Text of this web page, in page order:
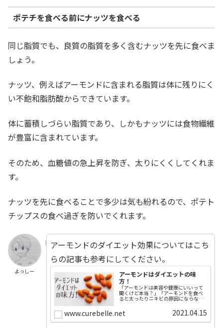
ポテチを食べる前にナッツを食べる
同じ脂質でも、良質の脂質を多く含むナッツを先に食べま
しょう。
ナッツ、例えばアーモンドに含まれる脂質は体に残りにく
い不飽和脂肪酸からできています。
体に蓄積しづらい脂質であり、しかもナッツには食物繊維
が豊富に含まれています。
そのため、血糖値の急上昇を防ぎ、太りにくくしてくれま
す。
ナッツを先に食べることで多少は気も紛れるので、ポテト
チップスの食べ過ぎを防いでくれます。
よっしー
アーモンドのダイエット効果についてはこち
らの記事も参考にしてください。
アーモンドはダイエットの味
方！
「アーモンドは美容や健康にいいって
聞くけど本当？」「アーモンドを食べ
ると太ったりニキビの原因にならない
を耳にしますが、結局どうなのでしょ
う？今回はアーモンドの健康・美容・
ダイエットへのメリット・デメリット
www.curebelle.net 2021.04.15